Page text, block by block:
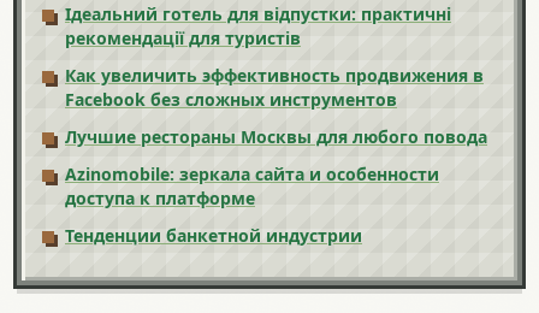
Ідеальний готель для відпустки: практичні
рекомендації для туристів
Как увеличить эффективность продвижения в
Facebook без сложных инструментов
Лучшие рестораны Москвы для любого повода
Azinomobile: зеркала сайта и особенности
доступа к платформе
Тенденции банкетной индустрии